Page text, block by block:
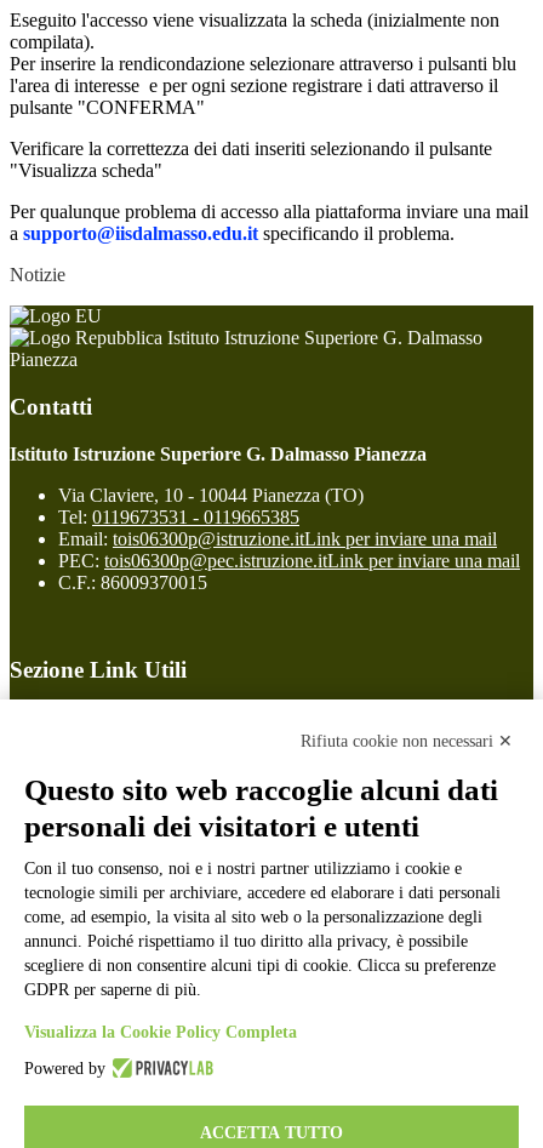
Eseguito l'accesso viene visualizzata la scheda (inizialmente non
compilata).
Per inserire la rendicondazione selezionare attraverso i pulsanti blu
l'area di interesse e per ogni sezione registrare i dati attraverso il
pulsante "CONFERMA"
Verificare la correttezza dei dati inseriti selezionando il pulsante
"Visualizza scheda"
Per qualunque problema di accesso alla piattaforma inviare una mail
a supporto@iisdalmasso.edu.it specificando il problema.
Notizie
Istituto Istruzione Superiore G. Dalmasso
Pianezza
Contatti
Istituto Istruzione Superiore G. Dalmasso Pianezza
Via Claviere, 10 - 10044 Pianezza (TO)
Tel: 0119673531 - 0119665385
Email: tois06300p@istruzione.itLink per inviare una mail
PEC: tois06300p@pec.istruzione.itLink per inviare una mail
C.F.: 86009370015
Sezione Link Utili
Ufficio Relazioni con il Pubblico
Dichiarazione di accessibilità
Obiettivi di accessibilità
Gestione consensi cookie
Amministrazione trasparente
Pagina visualizzata
2014 volte
Sezione Copyright
Copyright 2026 | Engineered and powered by Gruppo Spaggiari
Parma S.p.A. | Divisione Publishing & New Social Media
Rifiuta cookie non necessari ✕
Questo sito web raccoglie alcuni dati
personali dei visitatori e utenti
Con il tuo consenso, noi e i nostri partner utilizziamo i cookie e
tecnologie simili per archiviare, accedere ed elaborare i dati personali
come, ad esempio, la visita al sito web o la personalizzazione degli
annunci. Poiché rispettiamo il tuo diritto alla privacy, è possibile
scegliere di non consentire alcuni tipi di cookie. Clicca su preferenze
GDPR per saperne di più.
Visualizza la Cookie Policy Completa
Powered by
ACCETTA TUTTO